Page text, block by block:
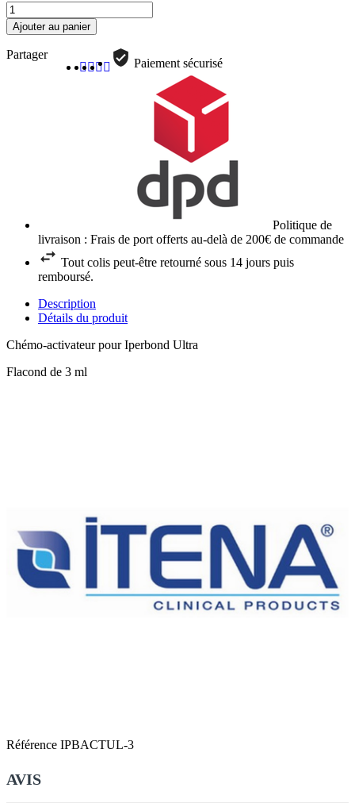
Ajouter au panier
Partager
Paiement sécurisé
Politique de
livraison : Frais de port offerts au-delà de 200€ de commande
Tout colis peut-être retourné sous 14 jours puis
remboursé.
Description
Détails du produit
Chémo-activateur pour Iperbond Ultra
Flacond de 3 ml
Référence IPBACTUL-3
AVIS